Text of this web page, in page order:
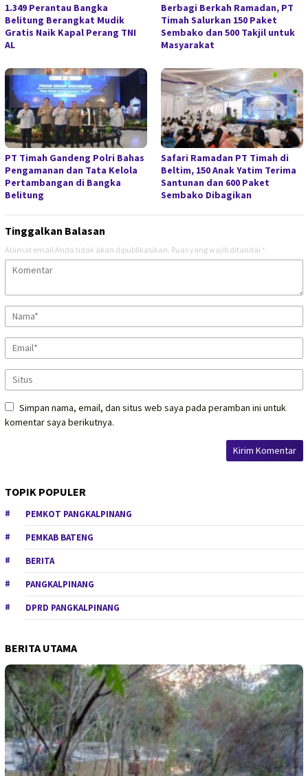
1.349 Perantau Bangka
Belitung Berangkat Mudik
Gratis Naik Kapal Perang TNI
AL
Berbagi Berkah Ramadan, PT
Timah Salurkan 150 Paket
Sembako dan 500 Takjil untuk
Masyarakat
PT Timah Gandeng Polri Bahas
Pengamanan dan Tata Kelola
Pertambangan di Bangka
Belitung
Safari Ramadan PT Timah di
Beltim, 150 Anak Yatim Terima
Santunan dan 600 Paket
Sembako Dibagikan
Tinggalkan Balasan
Alamat email Anda tidak akan dipublikasikan. Ruas yang wajib ditandai *
Simpan nama, email, dan situs web saya pada peramban ini untuk
komentar saya berikutnya.
TOPIK POPULER
PEMKOT PANGKALPINANG
PEMKAB BATENG
BERITA
PANGKALPINANG
DPRD PANGKALPINANG
BERITA UTAMA